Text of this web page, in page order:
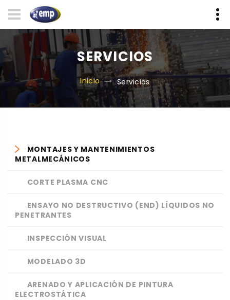
SERVICIOS
Inicio Servicios
MONTAJES Y MANTENIMIENTOS
METALMECÁNICOS
CORTE PLASMA CNC
ENSAYO NO DESTRUCTIVO (END) LÍQUIDOS NO
PENETRANTES
INSPECCIÓN VISUAL
MODELADO 3D
ARENADO Y APLICACIÓN DE PINTURA
ELECTROSTÁTICA